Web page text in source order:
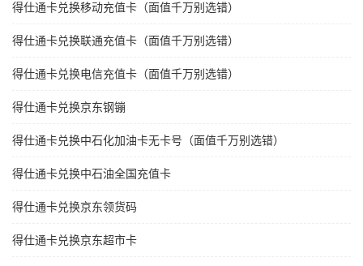
得仕通卡兑换移动充值卡（面值千万别选错）
得仕通卡兑换联通充值卡（面值千万别选错）
得仕通卡兑换电信充值卡（面值千万别选错）
得仕通卡兑换京东钢镚
得仕通卡兑换中石化加油卡无卡号（面值千万别选错）
得仕通卡兑换中石油全国充值卡
得仕通卡兑换京东领货码
得仕通卡兑换京东超市卡